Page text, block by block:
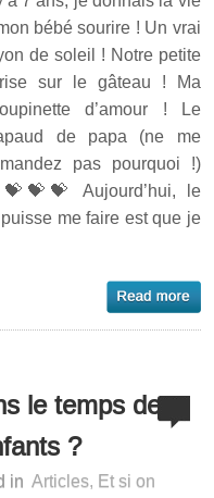
bébé sourire ! Un vrai
de soleil ! Notre petite
sur le gâteau ! Ma
d’amour ! Le
de papa (ne me
pas pourquoi !)
Aujourd’hui, le
me faire est que je
le temps de
?
in Articles, Et si on